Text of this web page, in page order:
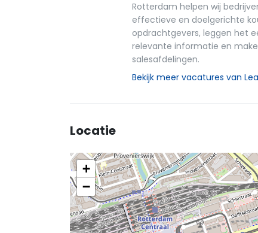
Rotterdam helpen wij
effectieve en doelgerichte
opdrachtgevers, leggen het
relevante informatie en
salesafdelingen.
Bekijk meer vacatures van
Locatie
+
−